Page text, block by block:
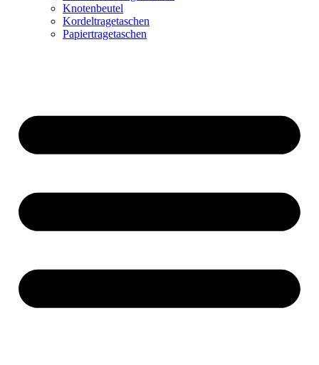
Knotenbeutel
Kordeltragetaschen
Papiertragetaschen